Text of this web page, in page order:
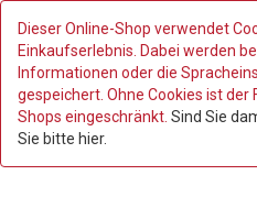
Dieser Online-Shop verwendet
Einkaufserlebnis. Dabei werden
Informationen oder die
gespeichert. Ohne Cookies ist
Shops eingeschränkt. Sind Sie
Sie bitte hier.